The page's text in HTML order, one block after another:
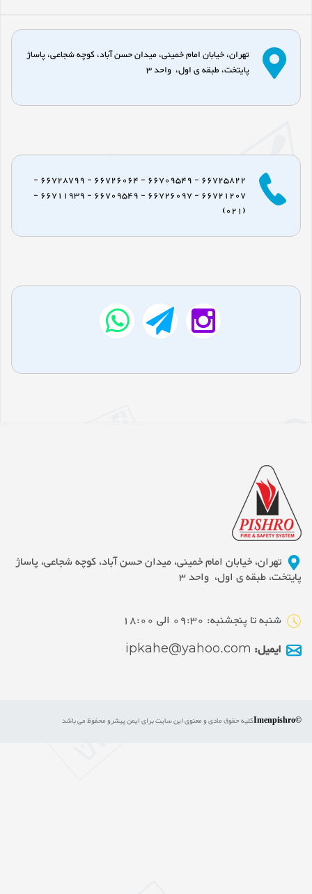
تهران، خیابان امام خمینی، میدان حسن آباد، کوچه شجاعی، پاساژ
پایتخت، طبقه ی اول، واحد 3
66725822 - 66709549 - 66726064 - 66728799 -
66721207 - 66726097 - 66709549 - 66711939 -
تهران، خیابان امام خمینی، میدان حسن آباد، کوچه شجاعی، پاساژ
پایتخت، طبقه ی اول، واحد 3
شنبه تا پنجشنبه: 09:30 الی 18:00
ایمیل:ipkahe@yahoo.com
کلیه حقوق مادی و معنوی این سایت برای ایمن پیشرو محفوظ می باشد